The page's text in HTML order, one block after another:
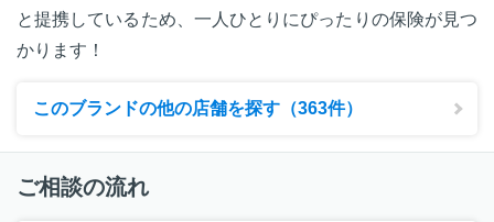
と提携しているため、一人ひとりにぴったりの保険が見つ
かります！
このブランドの他の店舗を探す（363件）
ご相談の流れ